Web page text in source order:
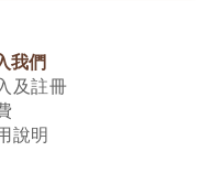
我們
及註冊
說明